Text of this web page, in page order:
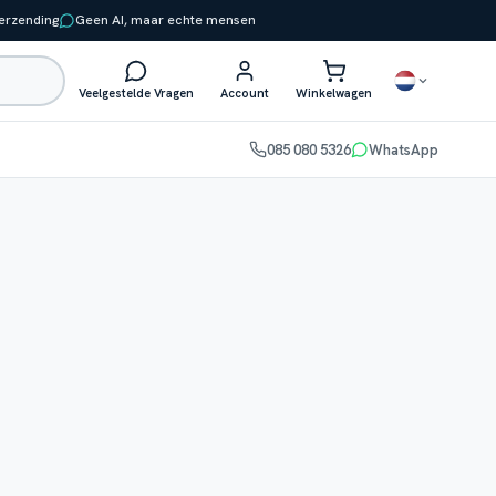
Geen AI, maar echte mensen
Veelgestelde Vragen Account Winkelwagen
085 080 5326 WhatsApp